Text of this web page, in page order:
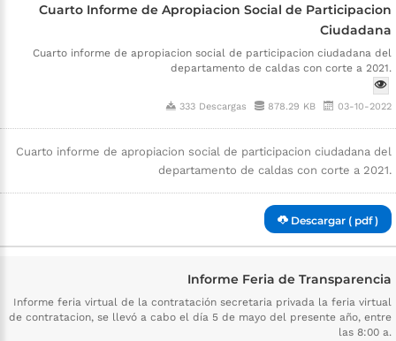
Cuarto Informe de Apropiacion Social de Participacion
Ciudadana
Cuarto informe de apropiacion social de participacion ciudadana del
departamento de caldas con corte a 2021.
333 Descargas 878.29 KB 03-10-2022
Cuarto informe de apropiacion social de participacion ciudadana del
departamento de caldas con corte a 2021.
Descargar ( pdf )
Informe Feria de Transparencia
Informe feria virtual de la contratación secretaria privada la feria virtual
de contratacion, se llevó a cabo el día 5 de mayo del presente año, entre
las 8:00 a.